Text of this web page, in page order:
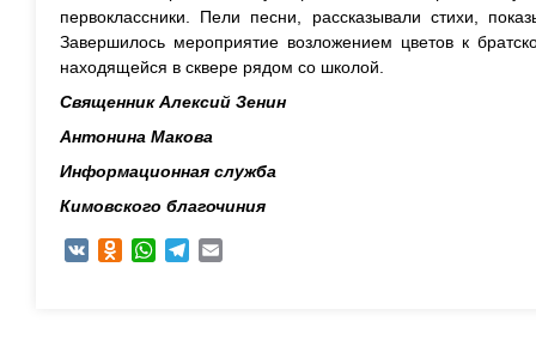
первоклассники. Пели песни, рассказывали стихи,
Завершилось мероприятие возложением цветов к
находящейся в сквере рядом со школой.
Священник Алексий Зенин
Антонина Макова
Информационная служба
Кимовского благочиния
VK Odnoklassniki
WhatsAppTelegram